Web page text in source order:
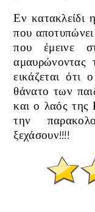
Εν κατακλείδι η
που
που έμεινε
εικάζεται ότι
θάνατο των
και ο λαός της
την
ξεχάσουν!!!!